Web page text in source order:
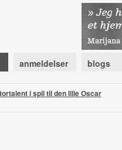
anmeldelser blogs
i spil til den lille Oscar